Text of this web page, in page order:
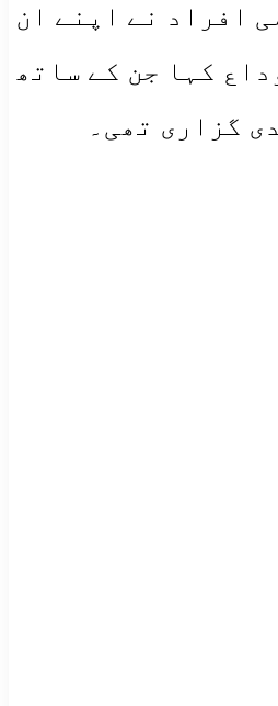
افراد نے اپنے ان
کہا جن کے ساتھ
گزاری تھی۔